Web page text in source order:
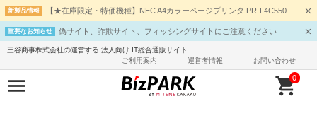
新製品情報 【★在庫限定・特価機種】NEC A4カラーページプリンタ PR-L4C550
重要なお知らせ 偽サイト、詐欺サイト、フィッシングサイトにご注意ください
三谷商事株式会社の運営する 法人向け IT総合通販サイト
ご利用案内
運営者情報 お問い合わせ
0